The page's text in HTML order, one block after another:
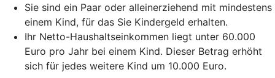
Sie sind ein Paar oder alleinerziehend mit mindestens
einem Kind, für das Sie Kindergeld erhalten.
Ihr Netto-Haushaltseinkommen liegt unter 60.000
Euro pro Jahr bei einem Kind. Dieser Betrag erhöht
sich für jedes weitere Kind um 10.000 Euro.